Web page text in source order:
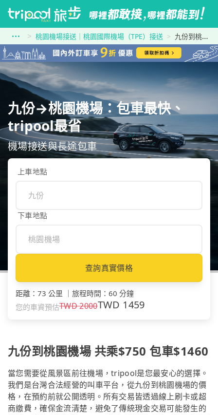
桃園機場接送｜桃園國際機場（TPE）接送 九份到桃園機場
九份→桃園機場：包車最快、
tripool最省
機場接送與長途包車
上車地點
下車地點
查詢真實價格
距離 ： 73 公里 旅程時間 ： 60 分鐘
您的車資預估TWD2000TWD 1459
九份到桃園機場 共乘$750 包車$1460
當您需要從風景區前往機場，tripool是您最安心的選擇。
我們是台灣合法經營的叫車平台，從九份到桃園機場的價
格，在預約前就公開透明。所有交易皆透過線上刷卡或超
商繳費，確保金流清楚，避免了傳統現金交易可能發生的